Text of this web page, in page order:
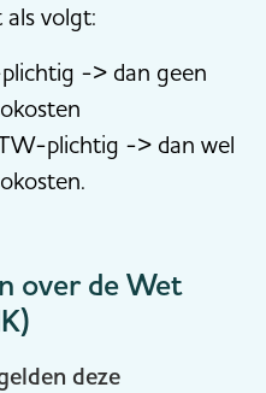
volgt:
-> dan geen
plichtig -> dan wel
over de Wet
deze